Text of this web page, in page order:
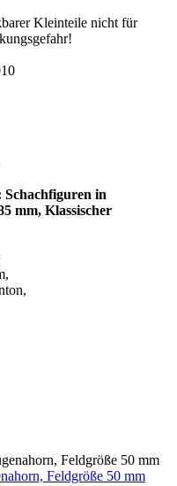
Kleinteile nicht für
Schachfiguren in
mm, Klassischer
Feldgröße 50 mm